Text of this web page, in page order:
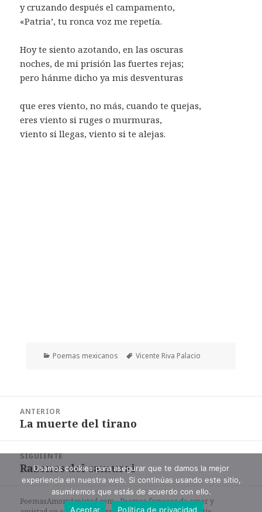
y cruzando después el campamento,
«Patria’, tu ronca voz me repetía.
Hoy te siento azotando, en las oscuras
noches, de mi prisión las fuertes rejas;
pero hánme dicho ya mis desventuras
que eres viento, no más, cuando te quejas,
eres viento si ruges o murmuras,
viento si llegas, viento si te alejas.
Categorías
Poemas mexicanos Etiquetas
Vicente Riva Palacio
entradas
ANTERIOR
Entrada
La muerte del tirano
SIGUIENTE
Entrada
siguiente:
Razones del samurai
PoemasAmoryAmistad.com - Poemas famosos de amor y
Usamos cookies para asegurar que te damos la mejor
experiencia en nuestra web. Si continúas usando este sitio,
asumiremos que estás de acuerdo con ello.
Aceptar
Política de privacidad